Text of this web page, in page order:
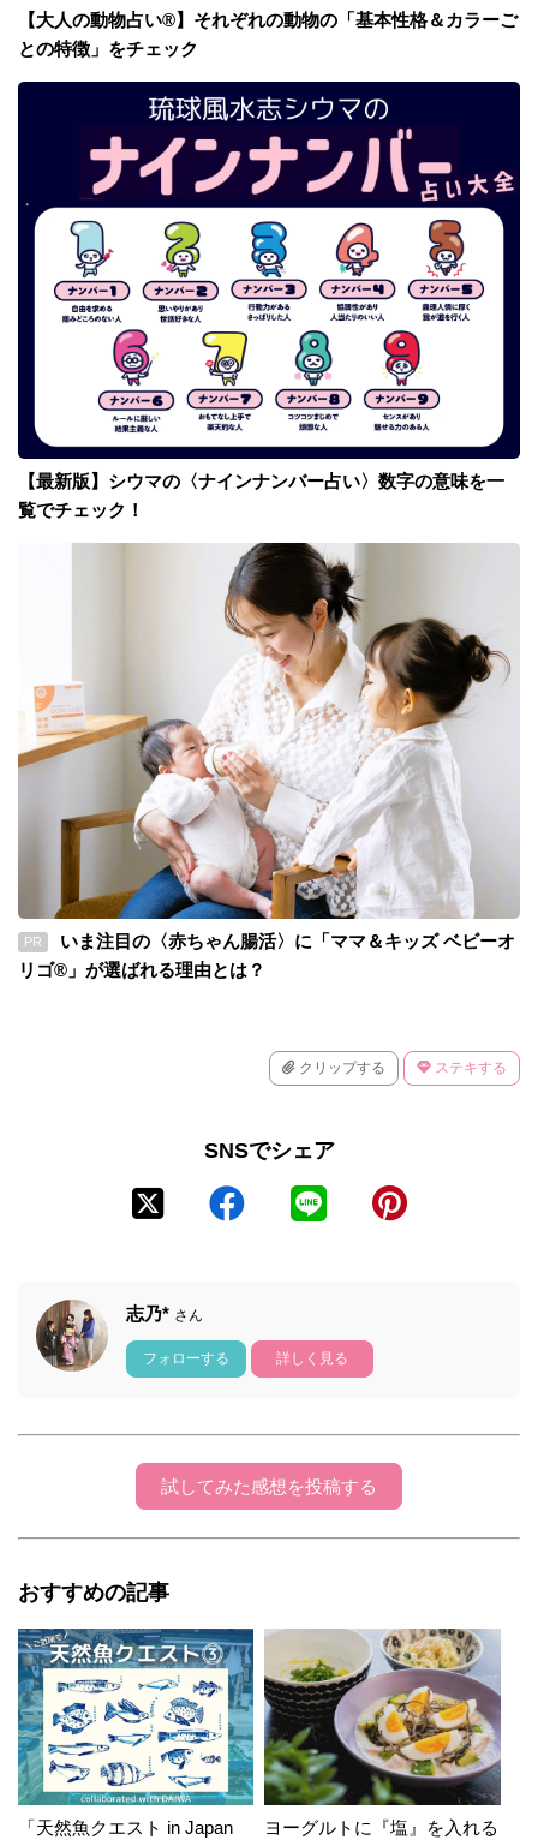
【大人の動物占い®】それぞれの動物の「基本性格＆カラーご
との特徴」をチェック
【最新版】シウマの〈ナインナンバー占い〉数字の意味を一
覧でチェック！
PR
いま注目の〈赤ちゃん腸活〉に「ママ＆キッズ ベビーオ
リゴ®」が選ばれる理由とは？
クリップする ステキする
SNSでシェア
志乃* さん
フォローする 詳しく見る
試してみた感想を投稿する
おすすめの記事
「天然魚クエスト in Japan
ヨーグルトに『塩』を入れる